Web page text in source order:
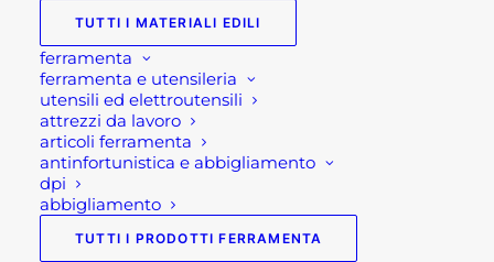
TUTTI I MATERIALI EDILI
ferramenta
ferramenta e utensileria
utensili ed elettroutensili
attrezzi da lavoro
articoli ferramenta
antinfortunistica e abbigliamento
dpi
abbigliamento
TUTTI I PRODOTTI FERRAMENTA
Ma per coloro che vogliono approcciarsi
a questa passione e hobby per la prima
volta, la domanda primaria e iniziale
rimane sempre la stessa. Quale tipologia
di barbecue scegliere?
Qualunque cosa tu scelga, ogni tipo di